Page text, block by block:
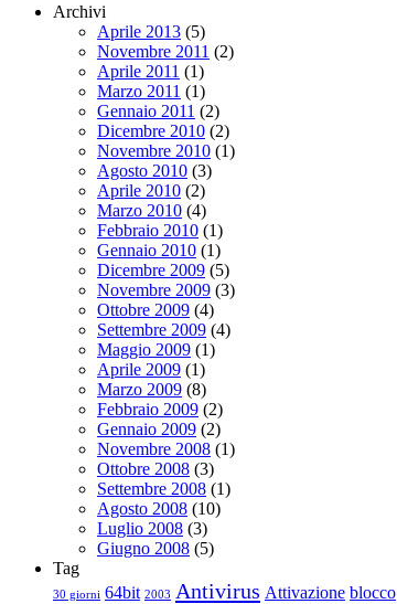
Archivi
Aprile 2013 (5)
Novembre 2011 (2)
Aprile 2011 (1)
Marzo 2011 (1)
Gennaio 2011 (2)
Dicembre 2010 (2)
Novembre 2010 (1)
Agosto 2010 (3)
Aprile 2010 (2)
Marzo 2010 (4)
Febbraio 2010 (1)
Gennaio 2010 (1)
Dicembre 2009 (5)
Novembre 2009 (3)
Ottobre 2009 (4)
Settembre 2009 (4)
Maggio 2009 (1)
Aprile 2009 (1)
Marzo 2009 (8)
Febbraio 2009 (2)
Gennaio 2009 (2)
Novembre 2008 (1)
Ottobre 2008 (3)
Settembre 2008 (1)
Agosto 2008 (10)
Luglio 2008 (3)
Giugno 2008 (5)
Tag
30 giorni 64bit 2003 Antivirus Attivazione blocco